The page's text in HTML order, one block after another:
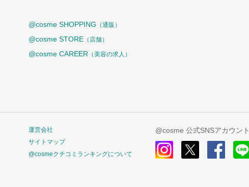
@cosme SHOPPING （通販）
@cosme STORE （店舗）
@cosme CAREER （美容の求人）
運営会社
サイトマップ
@cosmeクチコミランキングについて
@cosme 公式SNSアカウント